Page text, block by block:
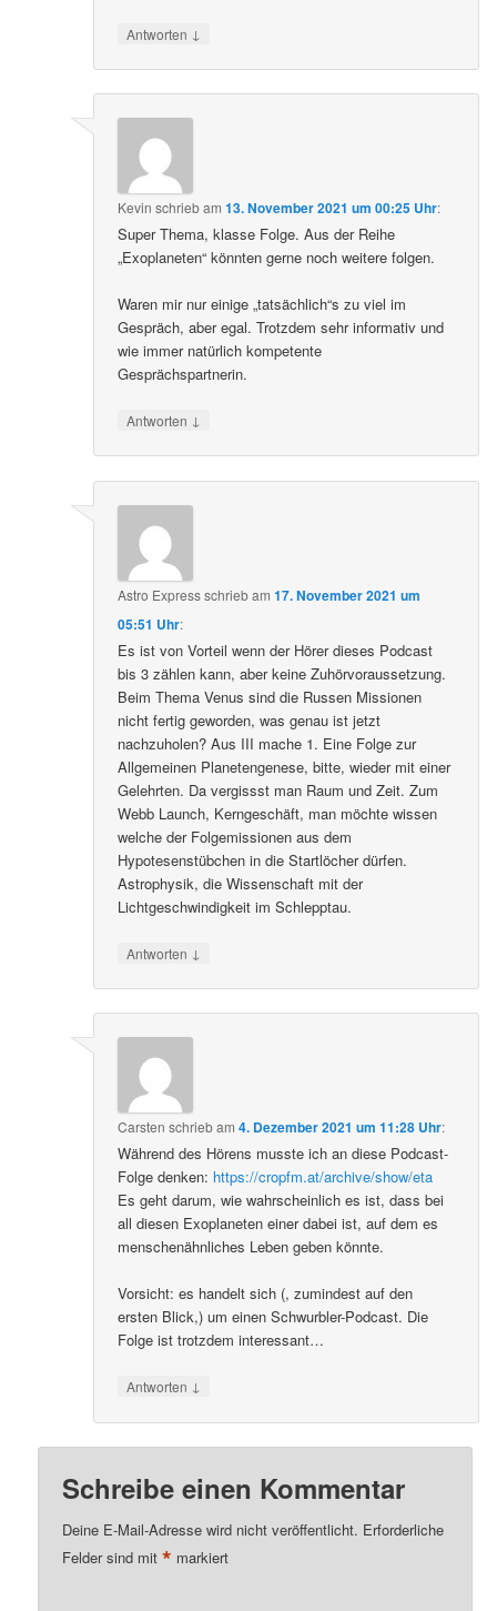
Antworten ↓
Kevin schriebam13. November 2021 um 00:25 Uhr:
Super Thema, klasse Folge. Aus der Reihe
„Exoplaneten“ könnten gerne noch weitere folgen.
Waren mir nur einige „tatsächlich“s zu viel im
Gespräch, aber egal. Trotzdem sehr informativ und
wie immer natürlich kompetente
Gesprächspartnerin.
Antworten ↓
Astro Expressschriebam17. November 2021 um
05:51 Uhr:
Es ist von Vorteil wenn der Hörer dieses Podcast
bis 3 zählen kann, aber keine Zuhörvoraussetzung.
Beim Thema Venus sind die Russen Missionen
nicht fertig geworden, was genau ist jetzt
nachzuholen? Aus III mache 1. Eine Folge zur
Allgemeinen Planetengenese, bitte, wieder mit einer
Gelehrten. Da vergissst man Raum und Zeit. Zum
Webb Launch, Kerngeschäft, man möchte wissen
welche der Folgemissionen aus dem
Hypotesenstübchen in die Startlöcher dürfen.
Astrophysik, die Wissenschaft mit der
Lichtgeschwindigkeit im Schlepptau.
Antworten ↓
Carsten schriebam4. Dezember 2021 um 11:28 Uhr:
Während des Hörens musste ich an diese Podcast-
Folge denken: https://cropfm.at/archive/show/eta
Es geht darum, wie wahrscheinlich es ist, dass bei
all diesen Exoplaneten einer dabei ist, auf dem es
menschenähnliches Leben geben könnte.
Vorsicht: es handelt sich (, zumindest auf den
ersten Blick,) um einen Schwurbler-Podcast. Die
Folge ist trotzdem interessant…
Antworten ↓
Schreibe einen Kommentar
Deine E-Mail-Adresse wird nicht veröffentlicht. Erforderliche
Felder sind mit* markiert